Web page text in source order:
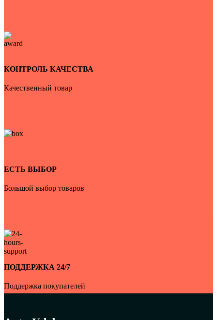
КОНТРОЛЬ КАЧЕСТВА
Качественный товар
ЕСТЬ ВЫБОР
Большой выбор товаров
ПОДДЕРЖКА 24/7
Поддержка покупателей